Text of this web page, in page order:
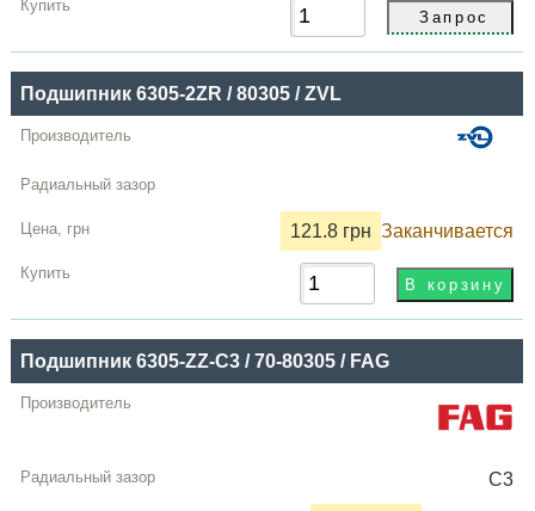
Подшипник 6305-2ZR / 80305 / ZVL
121.8 грн Заканчивается
Подшипник 6305-ZZ-C3 / 70-80305 / FAG
C3